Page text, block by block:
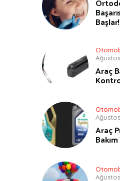
Başlar!
Araç
Araç